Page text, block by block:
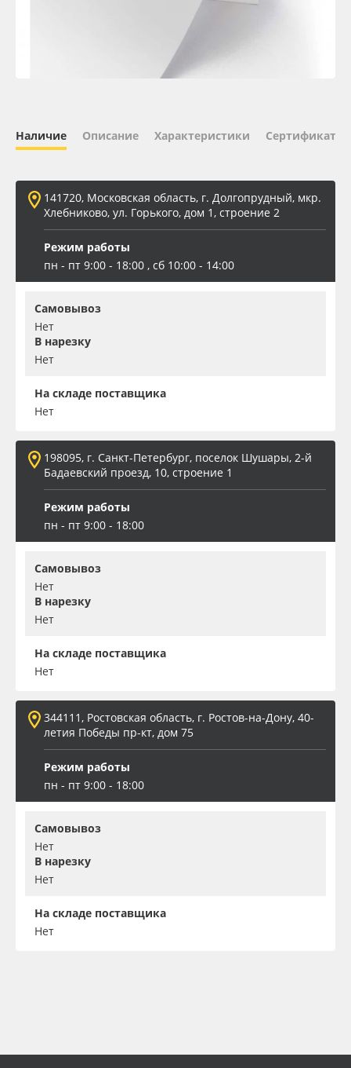
ПЭТ листовой
ПЭТ бэклит
Вспененный ПВХ
Баннер
Заготовки для сувениров
Наличие Описание Характеристики Сертификаты
141720, Московская область, г. Долгопрудный, мкр.
Хлебниково, ул. Горького, дом 1, строение 2
Режим работы
пн - пт 9:00 - 18:00 , сб 10:00 - 14:00
Самовывоз
Нет
В нарезку
Нет
На складе поставщика
Нет
198095, г. Санкт-Петербург, поселок Шушары, 2-й
Бадаевский проезд, 10, строение 1
Режим работы
пн - пт 9:00 - 18:00
Самовывоз
Нет
В нарезку
Нет
На складе поставщика
Нет
344111, Ростовская область, г. Ростов-на-Дону, 40-
летия Победы пр-кт, дом 75
Режим работы
пн - пт 9:00 - 18:00
Самовывоз
Нет
В нарезку
Нет
На складе поставщика
Нет